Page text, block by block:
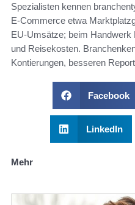
Spezialisten kennen
E‑Commerce etwa
EU‑Umsätze; beim
und Reisekosten.
Kontierungen, besseren
Facebook
LinkedIn
Mehr